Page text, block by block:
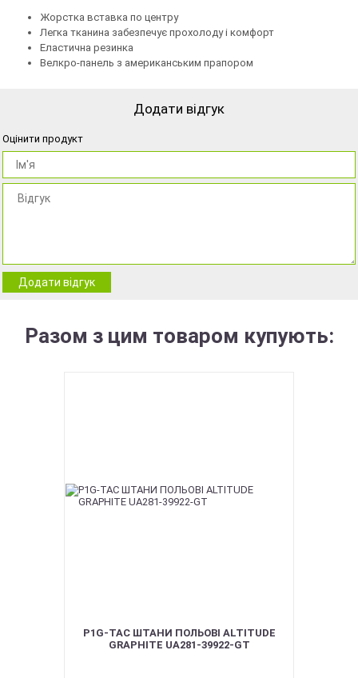
Жорстка вставка по центру
Легка тканина забезпечує прохолоду і комфорт
Еластична резинка
Велкро-панель з американським прапором
Додати відгук
Оцінити продукт
Додати відгук
Разом з цим товаром купують:
P1G-TAC ШТАНИ ПОЛЬОВІ ALTITUDE
GRAPHITE UA281-39922-GT